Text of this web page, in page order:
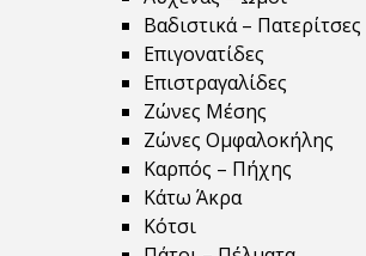
Βαδιστικά – Πατερίτσες
Επιγονατίδες
Επιστραγαλίδες
Ζώνες Μέσης
Ζώνες Ομφαλοκήλης
Καρπός – Πήχης
Κάτω Άκρα
Κότσι